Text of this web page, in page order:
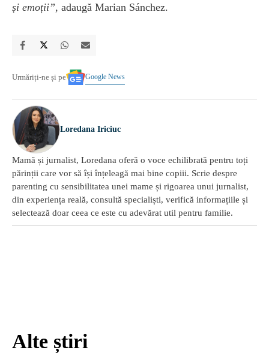
și emoții”, adaugă Marian Sánchez.
Urmăriți-ne și pe Google News
Loredana Iriciuc
Mamă și jurnalist, Loredana oferă o voce echilibrată pentru toți
părinții care vor să își înțeleagă mai bine copiii. Scrie despre
parenting cu sensibilitatea unei mame și rigoarea unui jurnalist,
din experiența reală, consultă specialiști, verifică informațiile și
selectează doar ceea ce este cu adevărat util pentru familie.
Alte știri